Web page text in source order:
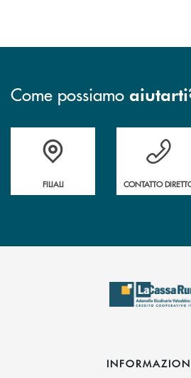
Come possiamo aiutarti
Trova la filiale più vicina a te
FILIALI
Hai bisogno di
CONTATTO